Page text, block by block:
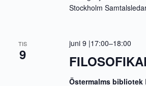
Stockholm
TIS
9
juni 9 |17:00–18:00
Östermalms bibliotek